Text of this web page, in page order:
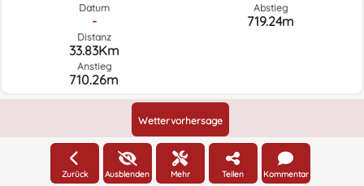
Datum
-
Distanz
33.83Km
Anstieg
710.26m
Abstieg
719.24m
Wettervorhersage
Höhe
Zurück Ausblenden Mehr Teilen Kommentar